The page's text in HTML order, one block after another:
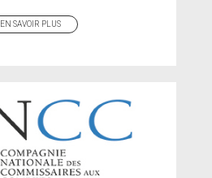
EN SAVOIR PLUS